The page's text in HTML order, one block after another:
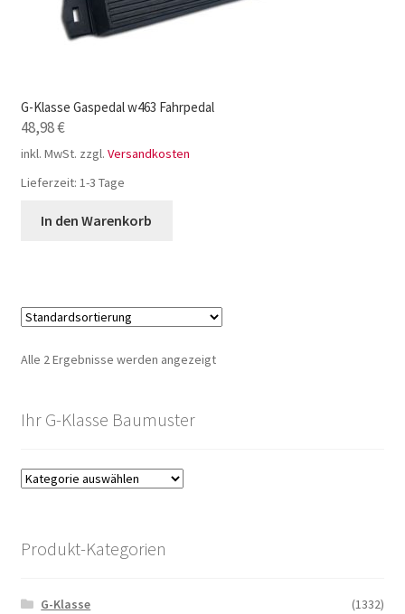
G-Klasse Gaspedal w463 Fahrpedal
48,98€
inkl. MwSt. zzgl. Versandkosten
Lieferzeit: 1-3 Tage
In den Warenkorb
Alle 2 Ergebnisse werden angezeigt
Ihr G-Klasse Baumuster
Produkt-Kategorien
G-Klasse
(1332)